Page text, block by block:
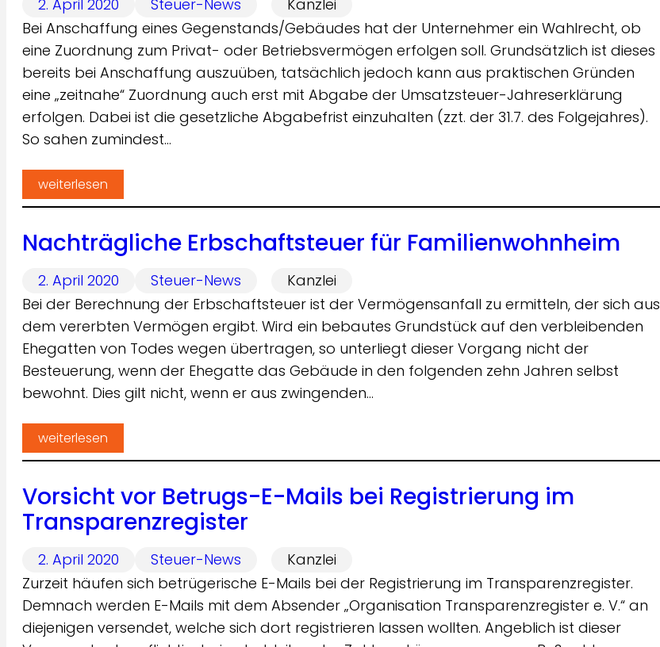
2. April 2020 Steuer-News
Kanzlei
Bei Anschaffung eines Gegenstands/Gebäudes hat der Unternehmer ein Wahlrecht, ob
eine Zuordnung zum Privat- oder Betriebsvermögen erfolgen soll. Grundsätzlich ist dieses
bereits bei Anschaffung auszuüben, tatsächlich jedoch kann aus praktischen Gründen
eine „zeitnahe“ Zuordnung auch erst mit Abgabe der Umsatzsteuer-Jahreserklärung
erfolgen. Dabei ist die gesetzliche Abgabefrist einzuhalten (zzt. der 31.7. des Folgejahres).
So sahen zumindest…
weiterlesen
Nachträgliche Erbschaftsteuer für Familienwohnheim
2. April 2020 Steuer-News
Kanzlei
Bei der Berechnung der Erbschaftsteuer ist der Vermögensanfall zu ermitteln, der sich aus
dem vererbten Vermögen ergibt. Wird ein bebautes Grundstück auf den verbleibenden
Ehegatten von Todes wegen übertragen, so unterliegt dieser Vorgang nicht der
Besteuerung, wenn der Ehegatte das Gebäude in den folgenden zehn Jahren selbst
bewohnt. Dies gilt nicht, wenn er aus zwingenden…
weiterlesen
Vorsicht vor Betrugs-E-Mails bei Registrierung im
Transparenzregister
2. April 2020 Steuer-News
Kanzlei
Zurzeit häufen sich betrügerische E-Mails bei der Registrierung im Transparenzregister.
Demnach werden E-Mails mit dem Absender „Organisation Transparenzregister e. V.“ an
diejenigen versendet, welche sich dort regis­trieren lassen wollten. Angeblich ist dieser